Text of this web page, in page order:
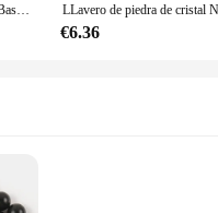
Pulsera de Shungite, Chakra Base, Plexus Solar, estrella de la tierra, Yoga, energía negativa, pulsera de cuerda
€6.36